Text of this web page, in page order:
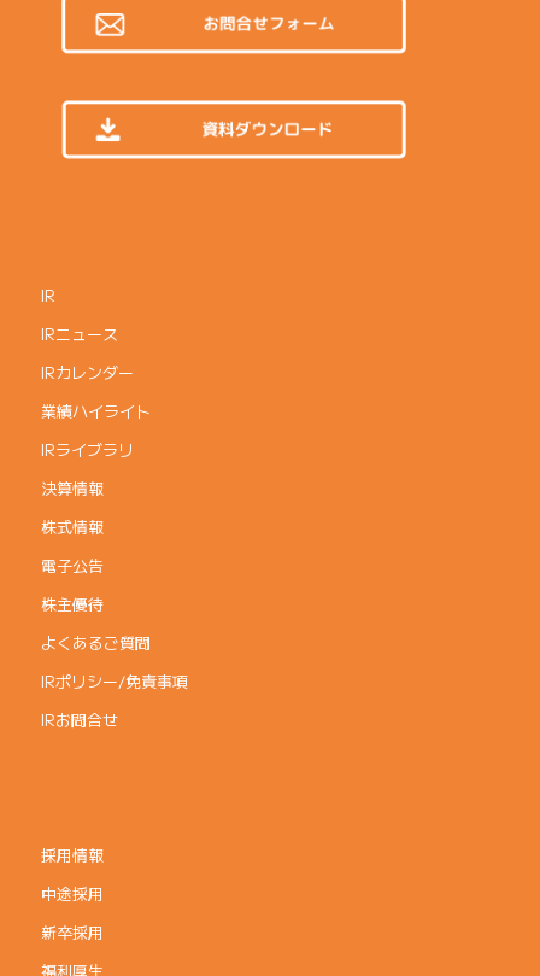
IR
IRニュース
IRカレンダー
業績ハイライト
IRライブラリ
決算情報
株式情報
電子公告
株主優待
よくあるご質問
IRポリシー/免責事項
IRお問合せ
採用情報
中途採用
新卒採用
福利厚生